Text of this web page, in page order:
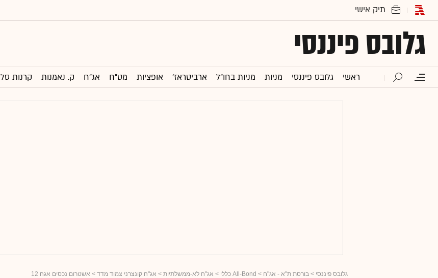
גלובס פיננסי
ראשי גלובס פיננסי מניות מניות בחו"ל ארביטראז' אופציות מט"ח אג"ח ק. נאמנות קרנות סל
גלובס פיננסי > בורסת ת"א - אג"ח > All-Bond כללי > אג"ח לא-ממשלתיות > אג"ח קונצרני צמוד מדד > אשטרום נכסים אגח 12